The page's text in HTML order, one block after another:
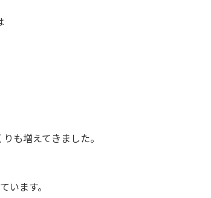
も増えてきました。
います。